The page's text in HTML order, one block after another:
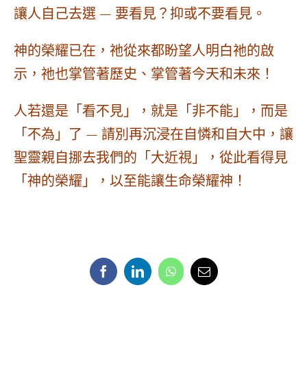
讓人自己去選 — 要看見？抑或不要看見。
神的榮耀已在，祂從來都盼望人明白祂的啟
示，祂也掌管著歷史、掌管著今天和未來！
人若還是「看不見」，就是「非不能」，而是
「不為」了 — 請別再沉浸在自憐和自大中，讓
聖靈親自挪去我們的「大近視」，從此看得見
「神的榮耀」，以至能讓生命榮耀神！